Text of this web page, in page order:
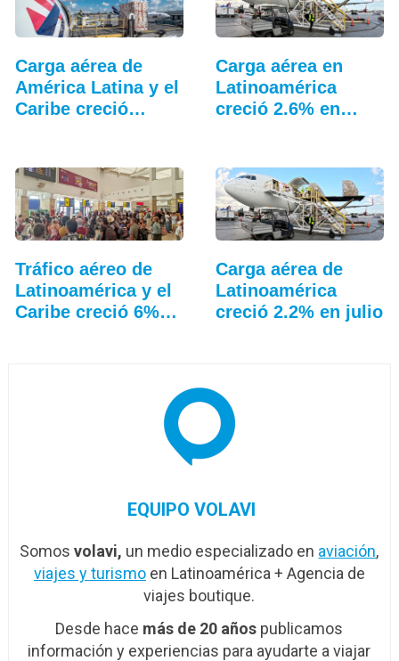
Carga aérea de
América Latina y el
Caribe creció…
Carga aérea en
Latinoamérica
creció 2.6% en
Tráfico aéreo de
Latinoamérica y el
Caribe creció 6%…
Carga aérea de
Latinoamérica
creció 2.2% en julio
EQUIPO VOLAVI
Somosvolavi, un medio especializado en aviación,
viajes y turismoen Latinoamérica + Agencia de
viajes boutique.
Desde hace más de 20 años publicamos
información y experiencias para ayudarte a viajar